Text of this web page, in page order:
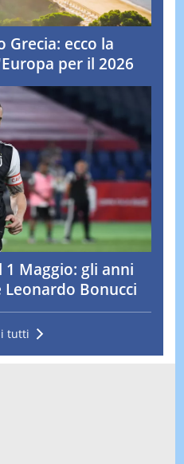
Grecia: ecco la
per il 2026
1 Maggio: gli anni
Bonucci
tutti